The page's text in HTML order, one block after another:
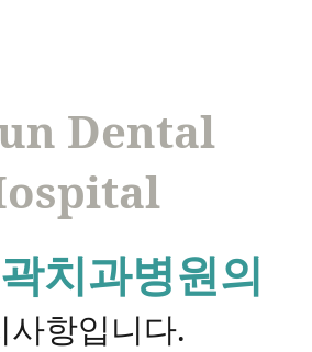
Dental
치과병원의
사항입니다.